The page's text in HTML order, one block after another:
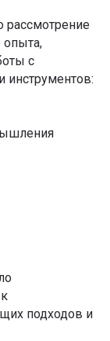
рассмотрение
опыта,
с
инструментов:
подходов и